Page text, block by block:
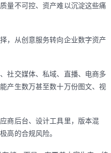
量不可控、资产难以沉淀这些痛
，从创意服务转向企业数字资产
社交媒体、私域、直播、电商多
产生数万甚至数十万份图文、视
商后台、设计工具里，版本混
高的合规风险。